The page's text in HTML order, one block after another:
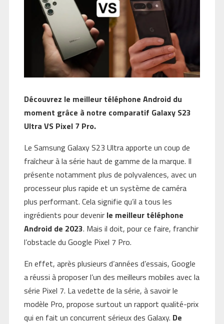
Découvrez le meilleur téléphone Android du
moment grâce à notre comparatif Galaxy S23
Ultra VS Pixel 7 Pro.
Le Samsung Galaxy S23 Ultra apporte un coup de
fraîcheur à la série haut de gamme de la marque. Il
présente notamment plus de polyvalences, avec un
processeur plus rapide et un système de caméra
plus performant. Cela signifie qu’il a tous les
ingrédients pour devenir le meilleur téléphone
Android de 2023. Mais il doit, pour ce faire, franchir
l’obstacle du Google Pixel 7 Pro.
En effet, après plusieurs d’années d’essais, Google
a réussi à proposer l’un des meilleurs mobiles avec la
série Pixel 7. La vedette de la série, à savoir le
modèle Pro, propose surtout un rapport qualité-prix
qui en fait un concurrent sérieux des Galaxy. De